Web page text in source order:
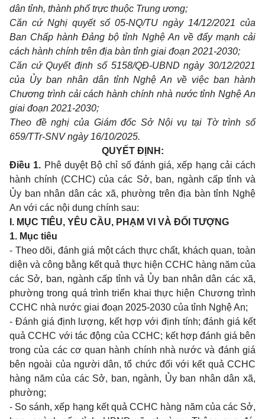
dân tỉnh, thành phố trực thuộc Trung ương;
Căn cứ Nghị quyết số 05-NQ/TU ngày 14/12/2021 của
Ban Chấp hành Đảng bộ tỉnh Nghệ An về đẩy mạnh cải
cách hành chính trên địa bàn tỉnh giai đoạn 2021-2030;
Căn cứ Quyết định số 5158/QĐ-UBND ngày 30/12/2021
của Ủy ban nhân dân tỉnh Nghệ An về việc ban hành
Chương trình cải cách hành chính nhà nước tỉnh Nghệ An
giai đoạn 2021-2030;
Theo đề nghị của Giám đốc Sở Nội vụ tại Tờ trình số
659/TTr-SNV ngày 16/10/2025.
QUYẾT ĐỊNH:
Điều 1. Phê duyệt Bộ chỉ số đánh giá, xếp hạng cải cách
hành chính (CCHC) của các Sở, ban, ngành cấp tỉnh và
Ủy ban nhân dân các xã, phường trên địa bàn tỉnh Nghệ
An với các nội dung chính sau:
I. MỤC TIÊU, YÊU CẦU, PHẠM VI VÀ ĐỐI TƯỢNG
1. Mục tiêu
- Theo dõi, đánh giá một cách thực chất, khách quan, toàn
diện và công bằng kết quả thực hiện CCHC hàng năm của
các Sở, ban, ngành cấp tỉnh vả Ủy ban nhân dân các xã,
phường trong quá trình triển khai thực hiện Chương trình
CCHC nhà nước giai đoạn 2025-2030 của tỉnh Nghệ An;
- Đánh giá định lượng, kết hợp với định tính; đánh giá kết
quả CCHC với tác động của CCHC; kết hợp đánh giá bên
trong của các cơ quan hành chính nhà nước và đánh giá
bên ngoài của người dân, tổ chức đối với kết quả CCHC
hàng năm của các Sở, ban, ngành, Ủy ban nhân dân xã,
phường;
- So sánh, xếp hạng kết quả CCHC hàng năm của các Sở,